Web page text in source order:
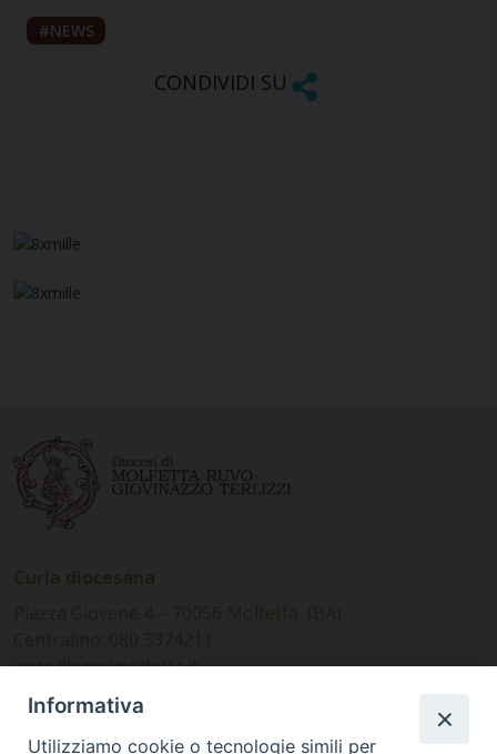
NEWS
CONDIVIDI SU
www.diocesimolfetta.it –
diocesimolfetta@pec.chiesacattolica.it
Informativa
Utilizziamo cookie o tecnologie simili per